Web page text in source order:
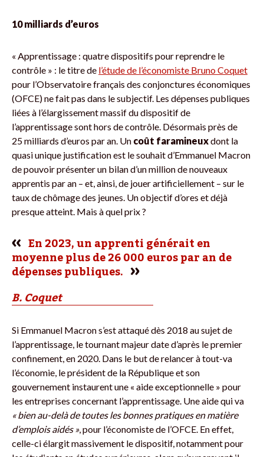
10 milliards d’euros
« Apprentissage : quatre dispositifs pour reprendre le
contrôle » : le titre de l’étude de l’économiste Bruno Coquet
pour l’Observatoire français des conjonctures économiques
(OFCE) ne fait pas dans le subjectif. Les dépenses publiques
liées à l’élargissement massif du dispositif de
l’apprentissage sont hors de contrôle. Désormais près de
25 milliards d’euros par an. Un coût faramineuxdont la
quasi unique justification est le souhait d’Emmanuel Macron
de pouvoir présenter un bilan d’un million de nouveaux
apprentis par an – et, ainsi, de jouer artificiellement – sur le
taux de chômage des jeunes. Un objectif d’ores et déjà
presque atteint. Mais à quel prix ?
En 2023, un apprenti générait en
moyenne plus de 26 000 euros par an de
dépenses publiques.
B. Coquet
Si Emmanuel Macron s’est attaqué dès 2018 au sujet de
l’apprentissage, le tournant majeur date d’après le premier
confinement, en 2020. Dans le but de relancer à tout-va
l’économie, le président de la République et son
gouvernement instaurent une « aide exceptionnelle » pour
les entreprises concernant l’apprentissage. Une aide qui va
« bien au-delà de toutes les bonnes pratiques en matière
d’emplois aidés », pour l’économiste de l’OFCE. En effet,
celle-ci élargit massivement le dispositif, notamment pour